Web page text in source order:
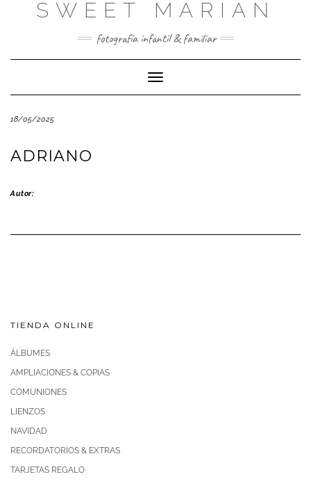
SWEET MARIAN
fotografía infantil & familiar
Cambiar
modo
18/05/2025
ADRIANO
Autor:
TIENDA ONLINE
ÁLBUMES
AMPLIACIONES & COPIAS
COMUNIONES
LIENZOS
NAVIDAD
RECORDATORIOS & EXTRAS
TARJETAS REGALO